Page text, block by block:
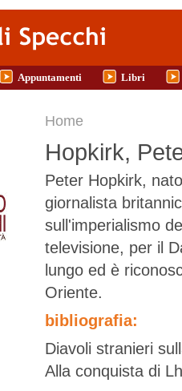
Appuntamenti Libri
Tu sei qui
Home
Hopkirk,
Peter Hopkirk,
giornalista
sull'imperialismo
televisione, per il
lungo ed è
Oriente.
bibliografia:
Diavoli stranieri
Alla conquista di